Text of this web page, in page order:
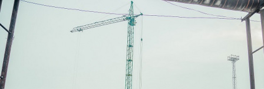
Перейти к основному содержанию